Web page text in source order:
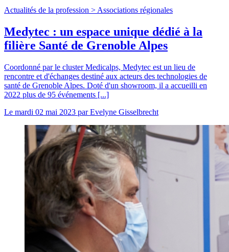
Actualités de la profession >Associations régionales
Medytec : un espace unique dédié à la
filière Santé de Grenoble Alpes
Coordonné par le cluster Medicalps, Medytec est un lieu de
rencontre et d'échanges destiné aux acteurs des technologies de
santé de Grenoble Alpes. Doté d'un showroom, il a accueilli en
2022 plus de 95 événements [...]
Le mardi 02 mai 2023 parEvelyne Gisselbrecht